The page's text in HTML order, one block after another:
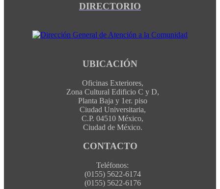
DIRECTORIO
UBICACIÓN
Oficinas Exteriores,
Zona Cultural Edificio C y D,
Planta Baja y 1er. piso
Ciudad Universitaria,
C.P. 04510 México,
Ciudad de México.
CONTACTO
Teléfonos:
(0155) 5622-6174
(0155) 5622-6176